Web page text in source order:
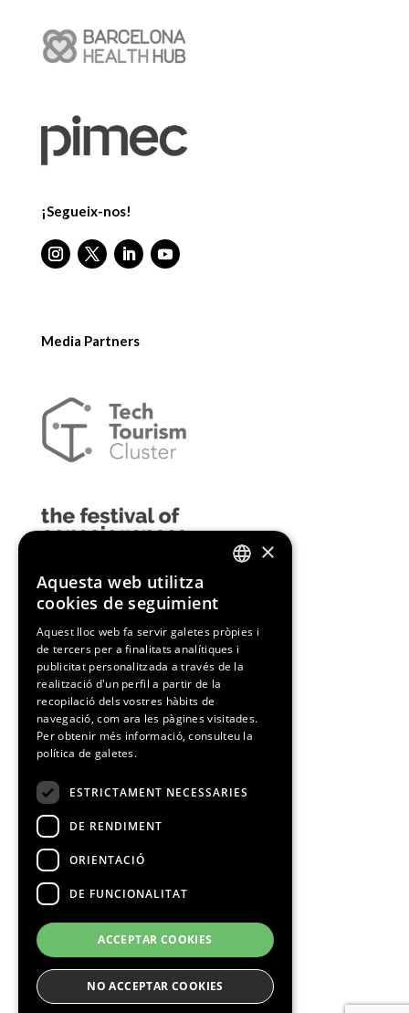
¡Segueix-nos!
Media Partners
CATALAN
×
Aquesta web utilitza
cookies de seguimient
Aquest lloc web fa servir galetes pròpies i
de tercers per a finalitats analítiques i
publicitat personalitzada a través de la
realització d'un perfil a partir de la
recopilació dels vostres hàbits de
navegació, com ara les pàgines visitades.
Per obtenir més informació, consulteu la
política de galetes.
ESTRICTAMENT NECESSARIES
DE RENDIMENT
ORIENTACIÓ
DE FUNCIONALITAT
ACCEPTAR COOKIES
NO ACCEPTAR COOKIES